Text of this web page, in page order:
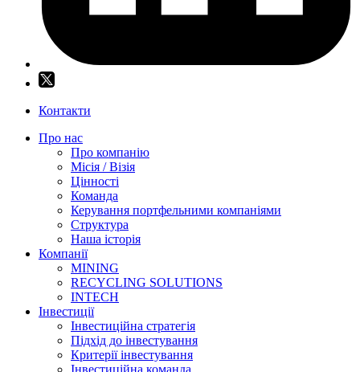
Контакти
Про нас
Про компанію
Місія / Візія
Цінності
Команда
Керування портфельними компаніями
Структура
Наша історія
Компанії
MINING
RECYCLING SOLUTIONS
INTECH
Інвестиції
Інвестиційна стратегія
Підхід до інвестування
Критерії інвестування
Інвестиційна команда